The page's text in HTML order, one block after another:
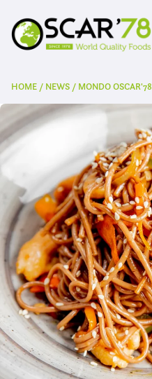
HOME / NEWS / MONDO OSCAR'78